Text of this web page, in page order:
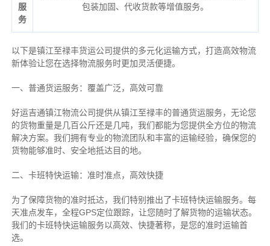
服
务
包装加固、代收货款等增值服务。
以下是镇江至禄丰货运公司提供的多元化运输方式，打造高效物流
新体验让您在选择物流服务时更加灵活便捷。
一、普通货运服务：覆盖广泛，高效可靠
好运吉通镇江物流公司提供从镇江至禄丰的普通货运服务，无论您
的货物重量是几百公斤还是几吨，我们都能为您提供全方位的物流
解决方案。我们拥有专业的物流团队和丰富的运输经验，确保您的
货物能够准时、安全地抵达目的地。
二、卡班特快运输：准时准点，高效快捷
为了保障货物的准时抵达，我们特别推出了卡班特快运输服务。每
天准点发车，全程GPS定位跟踪，让您随时了解货物的运输状态。
我们的卡班特快运输服务以高效、快捷著称，是您的准时运输首
选。